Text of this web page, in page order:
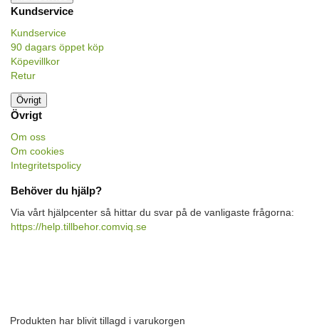
Kundservice
Kundservice
90 dagars öppet köp
Köpevillkor
Retur
Övrigt
Övrigt
Om oss
Om cookies
Integritetspolicy
Behöver du hjälp?
Via vårt hjälpcenter så hittar du svar på de vanligaste frågorna:
https://help.tillbehor.comviq.se
Produkten har blivit tillagd i varukorgen